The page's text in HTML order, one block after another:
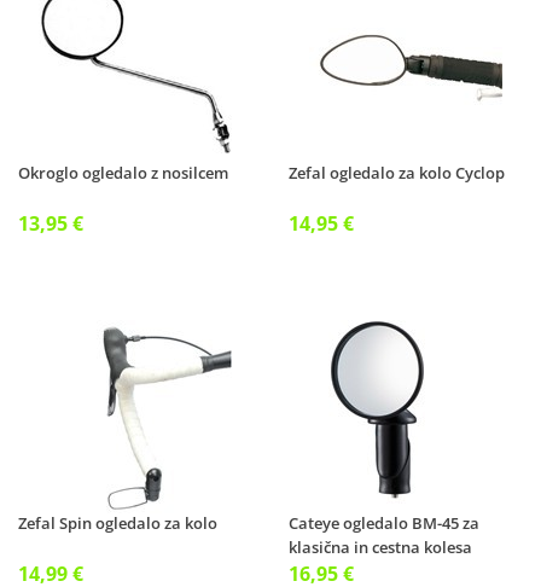
Okroglo ogledalo z nosilcem
13,95 €
Zefal ogledalo za kolo Cyclop
14,95 €
Zefal Spin ogledalo za kolo
14,99 €
Cateye ogledalo BM-45 za
klasična in cestna kolesa
16,95 €